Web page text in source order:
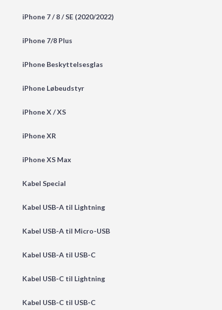
iPhone 7 / 8 / SE (2020/2022)
iPhone 7/8 Plus
iPhone Beskyttelsesglas
iPhone Løbeudstyr
iPhone X / XS
iPhone XR
iPhone XS Max
Kabel Special
Kabel USB-A til Lightning
Kabel USB-A til Micro-USB
Kabel USB-A til USB-C
Kabel USB-C til Lightning
Kabel USB-C til USB-C